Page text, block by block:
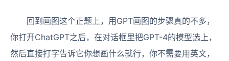
回到画图这个正题上，用GPT画图的步骤真的不多，
你打开ChatGPT之后，在对话框里把GPT-4的模型选上，
然后直接打字告诉它你想画什么就行，你不需要用英文，